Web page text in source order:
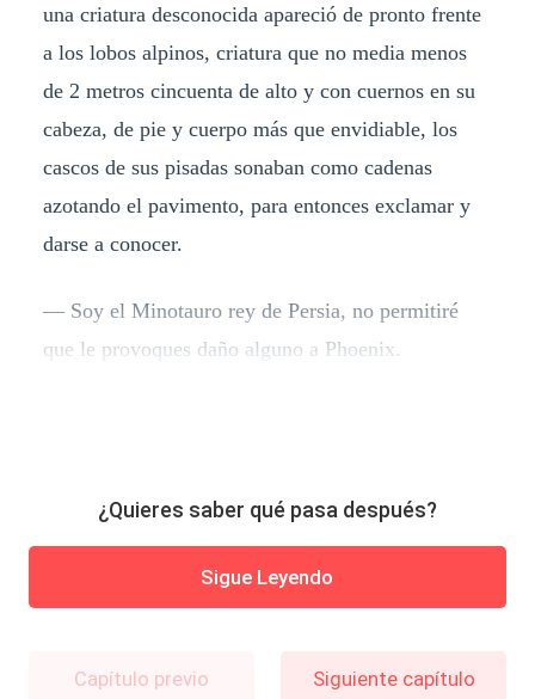
una criatura desconocida apareció de pronto frente
a los lobos alpinos, criatura que no media menos
de 2 metros cincuenta de alto y con cuernos en su
cabeza, de pie y cuerpo más que envidiable, los
cascos de sus pisadas sonaban como cadenas
azotando el pavimento, para entonces exclamar y
darse a conocer.
— Soy el Minotauro rey de Persia, no permitiré
que le provoques daño alguno a Phoenix.
¿Quieres saber qué pasa después?
Sigue Leyendo
Capítulo previo Siguiente capítulo